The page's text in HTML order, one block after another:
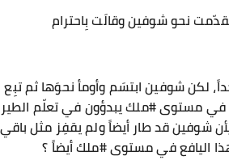
نحو شوفين وقالَت بِاحترام
لكن شوفين ابتسَم وأومأ نحوَها ثم
في مستوى #ملك يبدؤون في تعلّم
شوفين قد طار أيضاً ولم يقفِز مثل
اليافع في مستوى #ملك أيضاً ؟